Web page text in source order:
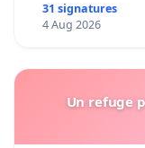
31 signatures
4 Aug 2026
Un refuge